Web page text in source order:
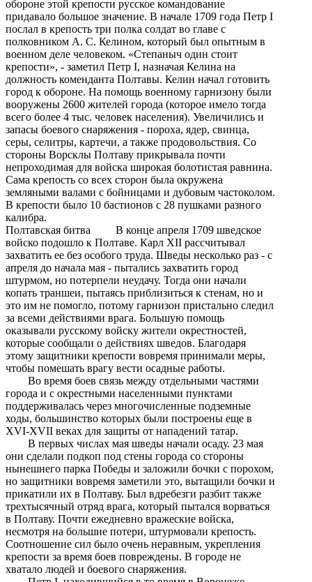
обороне этой крепости русское командование
придавало большое значение. В начале 1709 года Петр I
послал в крепость три полка солдат во главе с
полковником А. С. Келином, который был опытным в
военном деле человеком. «Степаныч один стоит
крепости», - заметил Петр I, назначая Келина на
должность коменданта Полтавы. Келин начал готовить
город к обороне. На помощь военному гарнизону были
вооружены 2600 жителей города (которое имело тогда
всего более 4 тыс. человек населения). Увеличились и
запасы боевого снаряжения - пороха, ядер, свинца,
серы, селитры, картечи, а также продовольствия. Со
стороны Ворсклы Полтаву прикрывала почти
непроходимая для войска широкая болотистая равнина.
Сама крепость со всех сторон была окружена
земляными валами с бойницами и дубовым частоколом.
В крепости было 10 бастионов с 28 пушками разного
калибра.
Полтавская битва В конце апреля 1709 шведское
войско подошло к Полтаве. Карл XII рассчитывал
захватить ее без особого труда. Шведы несколько раз - с
апреля до начала мая - пытались захватить город
штурмом, но потерпели неудачу. Тогда они начали
копать траншеи, пытаясь приблизиться к стенам, но и
это им не помогло, потому гарнизон пристально следил
за всеми действиями врага. Большую помощь
оказывали русскому войску жители окрестностей,
которые сообщали о действиях шведов. Благодаря
этому защитники крепости вовремя принимали меры,
чтобы помешать врагу вести осадные работы.
Во время боев связь между отдельными частями
города и с окрестными населенными пунктами
поддерживалась через многочисленные подземные
ходы, большинство которых были построены еще в
XVI-XVII веках для защиты от нападений татар.
В первых числах мая шведы начали осаду. 23 мая
они сделали подкоп под стены города со стороны
нынешнего парка Победы и заложили бочки с порохом,
но защитники вовремя заметили это, вытащили бочки и
прикатили их в Полтаву. Был вдребезги разбит также
трехтысячный отряд врага, который пытался ворваться
в Полтаву. Почти ежедневно вражеские войска,
несмотря на большие потери, штурмовали крепость.
Соотношение сил было очень неравным, укрепления
крепости за время боев повреждены. В городе не
хватало людей и боевого снаряжения.